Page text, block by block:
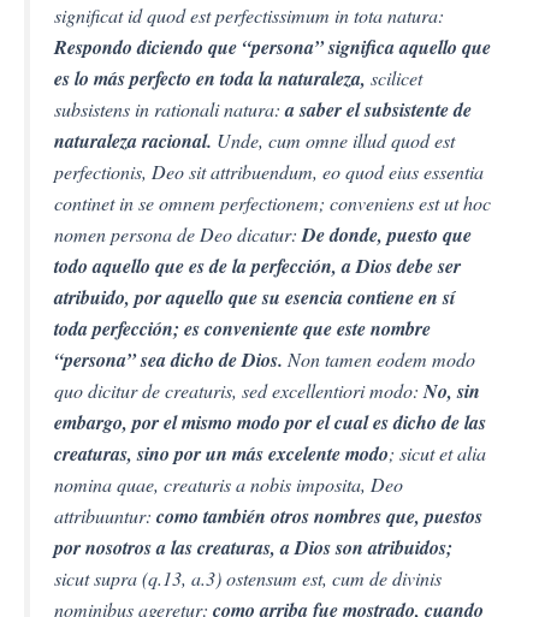
significat id quod est perfectissimum in tota natura:
Respondo diciendo que “persona” significa aquello que
es lo más perfecto en toda la naturaleza, scilicet
subsistens in rationali natura:a saber el subsistente de
naturaleza racional. Unde, cum omne illud quod est
perfectionis, Deo sit attribuendum, eo quod eius essentia
continet in se omnem perfectionem; conveniens est ut hoc
nomen persona de Deo dicatur: De donde, puesto que
todo aquello que es de la perfección, a Dios debe ser
atribuido, por aquello que su esencia contiene en sí
toda perfección; es conveniente que este nombre
“persona” sea dicho de Dios. Non tamen eodem modo
quo dicitur de creaturis, sed excellentiori modo: No, sin
embargo, por el mismo modo por el cual es dicho de las
creaturas, sino por un más excelente modo; sicut et alia
nomina quae, creaturis a nobis imposita, Deo
attribuuntur: como también otros nombres que, puestos
por nosotros a las creaturas, a Dios son atribuidos;
sicut supra (q.13, a.3) ostensum est, cum de divinis
nominibus ageretur: como arriba fue mostrado, cuando